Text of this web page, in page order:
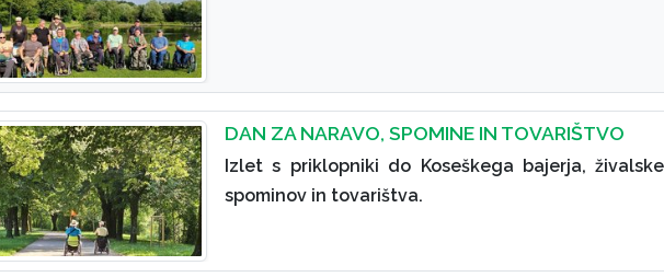
DAN ZA NARAVO, SPOMINE IN TOVARIŠTVO
Izlet s priklopniki do Koseškega bajerja,
spominov in tovarištva.